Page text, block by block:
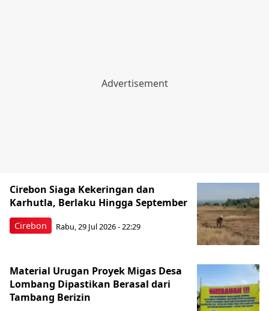
Cirebon
Cirebon Siaga Kekeringan dan
Karhutla, Berlaku Hingga September
Rabu, 29 Jul 2026 - 22:29
Material Urugan Proyek Migas Desa
Lombang Dipastikan Berasal dari
Tambang Berizin